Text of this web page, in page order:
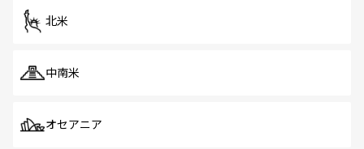
北米
中南米
オセアニア